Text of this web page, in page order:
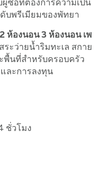
ซื้อที่ต้องการความเป็น
บพรีเมียมของพัทยา
ห้องนอน 3 ห้องนอน เพ
ะว่ายน้ำริมทะเล สกาย
พื้นที่สำหรับครอบครัว
ละการลงทุน
ชั่วโมง